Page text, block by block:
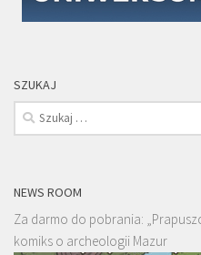
SZUKAJ
Szukaj:
NEWS ROOM
Za darmo do pobrania:
komiks o archeologii Mazur